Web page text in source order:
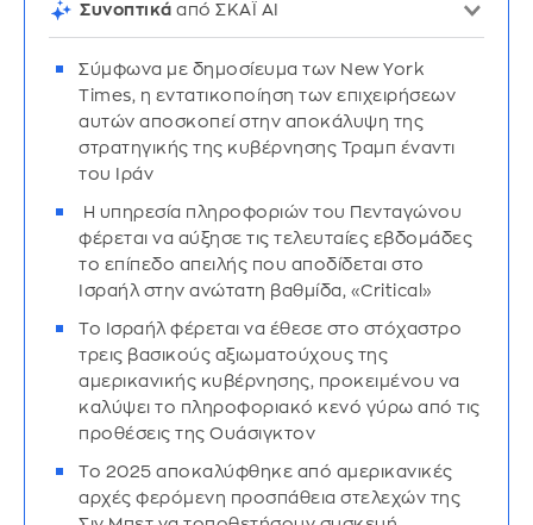
Συνοπτικά από ΣΚΑΪ AI
Σύμφωνα με δημοσίευμα των New York
Times, η εντατικοποίηση των επιχειρήσεων
αυτών αποσκοπεί στην αποκάλυψη της
στρατηγικής της κυβέρνησης Τραμπ έναντι
του Ιράν
Η υπηρεσία πληροφοριών του Πενταγώνου
φέρεται να αύξησε τις τελευταίες εβδομάδες
το επίπεδο απειλής που αποδίδεται στο
Ισραήλ στην ανώτατη βαθμίδα, «Critical»
Το Ισραήλ φέρεται να έθεσε στο στόχαστρο
τρεις βασικούς αξιωματούχους της
αμερικανικής κυβέρνησης, προκειμένου να
καλύψει το πληροφοριακό κενό γύρω από τις
προθέσεις της Ουάσιγκτον
Το 2025 αποκαλύφθηκε από αμερικανικές
αρχές φερόμενη προσπάθεια στελεχών της